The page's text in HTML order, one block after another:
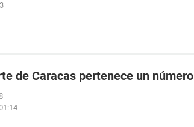
de Caracas pertenece un número